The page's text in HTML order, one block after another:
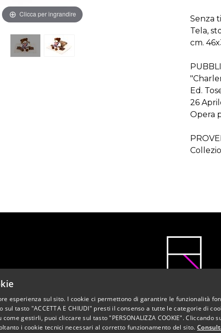
Clicca per ingrandire
Senza
Tela,
cm.
Ed.
26
Opera
Via Novara 37 - 20081 Abbiategrasso
Condizioni Generali di Vendita
esperienza sul sito. I cookie ci permettono di garantire le funzionalità
tasto "ACCETTA E CHIUDI" presti il consenso a tutte le categorie di
gestirli, puoi cliccare sul tasto "PERSONALIZZA COOKIE". Cliccando
i cookie tecnici necessari al corretto funzionamento del sito.